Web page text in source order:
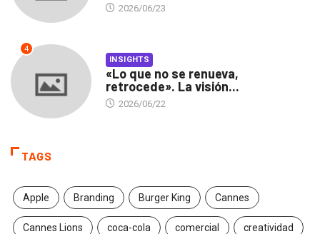
2026/06/23
4
INSIGHTS
«Lo que no se renueva,
retrocede». La visión...
2026/06/22
TAGS
Apple Branding Burger King Cannes
Cannes Lions coca-cola comercial creatividad